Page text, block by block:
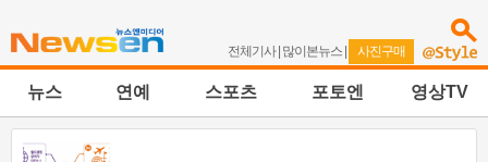
전체기사| 많이본뉴스 | 사진구매
뉴스 연예 스포츠 포토엔 영상TV